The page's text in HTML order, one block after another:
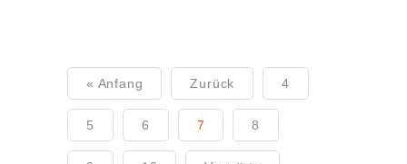
« Anfang Zurück 4
5 6 7 8